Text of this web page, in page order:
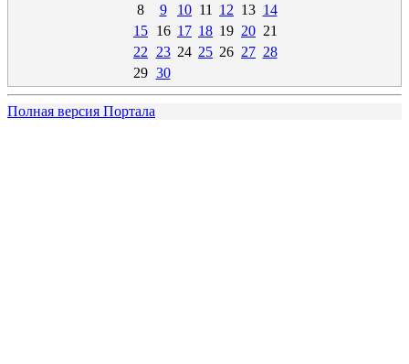
8
9 10 11 12 13 14
15 16 17 18 19 20 21
22
23 24 25 26 27 28
29 30
Полная версия Портала